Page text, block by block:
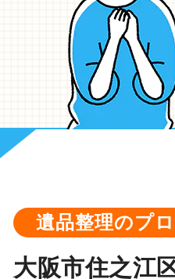
遺品整理のプロ
大阪市住之江